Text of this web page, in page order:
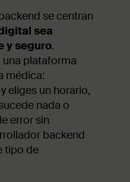
se centran
sea
y seguro.
una plataforma
médica:
eliges un horario,
nada o
error sin
backend
tipo de